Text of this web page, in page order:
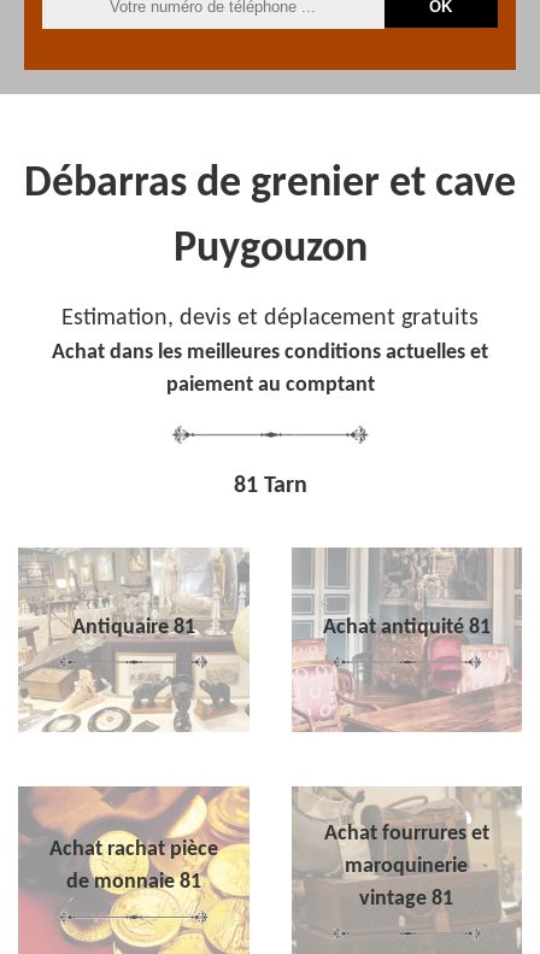
Débarras de grenier et cave
Puygouzon
Estimation, devis et déplacement gratuits
Achat dans les meilleures conditions actuelles et
paiement au comptant
81 Tarn
Antiquaire 81 Achat antiquité 81
Achat rachat pièce
de monnaie 81
Achat fourrures et
maroquinerie
vintage 81